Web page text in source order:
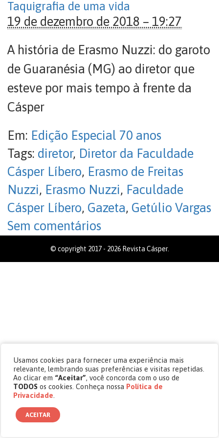
Taquigrafia de uma vida
19 de dezembro de 2018 – 19:27
A história de Erasmo Nuzzi: do garoto
de Guaranésia (MG) ao diretor que
esteve por mais tempo à frente da
Cásper
Em: Edição Especial 70 anos
Tags: diretor, Diretor da Faculdade
Cásper Líbero, Erasmo de Freitas
Nuzzi, Erasmo Nuzzi, Faculdade
Cásper Líbero, Gazeta, Getúlio Vargas
Sem comentários
© copyright 2017 - 2026 Revista Cásper.
Usamos cookies para fornecer uma experiência mais
relevante, lembrando suas preferências e visitas repetidas.
Ao clicar em “Aceitar”, você concorda com o uso de
TODOS os cookies. Conheça nossa Política de
Privacidade
ACEITAR